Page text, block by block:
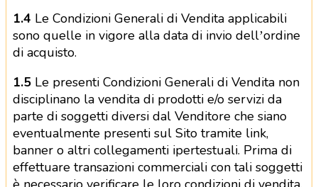
1.4 Le Condizioni Generali di Vendita applicabili
sono quelle in vigore alla data di invio dell’ordine
di acquisto.
1.5 Le presenti Condizioni Generali di Vendita non
disciplinano la vendita di prodotti e/o servizi da
parte di soggetti diversi dal Venditore che siano
eventualmente presenti sul Sito tramite link,
banner o altri collegamenti ipertestuali. Prima di
effettuare transazioni commerciali con tali soggetti